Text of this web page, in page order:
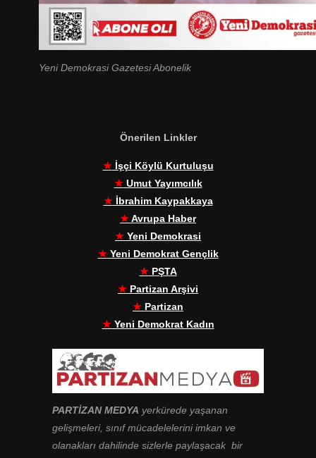
Yeni Demokrasi Gazetesi Abonelik
Önerilen Linkler
★İşçi Köylü Kurtuluşu
★Umut Yayımcılık
★İbrahim Kaypakkaya
★Avrupa Haber
★ Yeni Demokrasi
★Yeni Demokrat Gençlik
★PŞTA
★ Partizan Arşivi
★ Partizan
★Yeni Demokrat Kadın
PARTİZAN MEDYA yerkürede yaşanan
gelişmeleri, sınıf mücadelelerini imkan ve
olanakları dahilinde sizlerle paylaşacak bir